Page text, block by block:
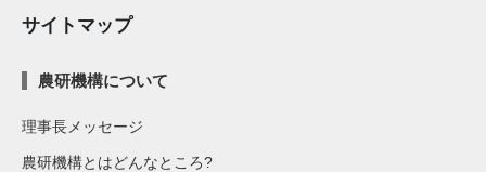
サイトマップ
農研機構について
理事長メッセージ
農研機構とはどんなところ?